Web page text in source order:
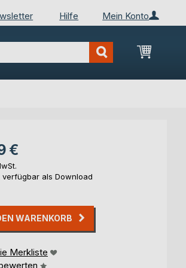
Mein Konto
Hilfe
Mein
€
als Download
WARENKORB
Merkliste